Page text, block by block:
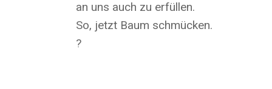
an uns auch zu erfüllen.
So, jetzt Baum schmücken.
?